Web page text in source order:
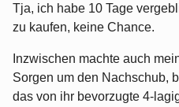
Tja, ich habe 10 Tage
zu kaufen, keine Chance.
Inzwischen machte auch
Sorgen um den Nachschub,
das von ihr bevorzugte 4-